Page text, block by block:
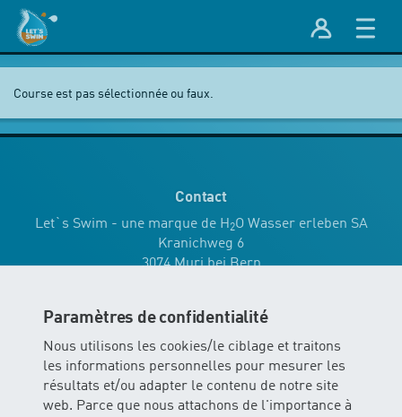
Paramètres de confidentialité
Nous utilisons les cookies/le ciblage et traitons
les informations personnelles pour mesurer les
résultats et/ou adapter le contenu de notre site
web. Parce que nous attachons de l'importance à
Course est pas sélectionnée ou faux.
Contact
Let`s Swim - une marque de H2O Wasser erleben SA
Kranichweg 6
3074 Muri bei Bern
Tel.0848 577 977
Lu - Je 08:00 - 12:00
13:30 - 17:00
Ve 08:00 - 12:00